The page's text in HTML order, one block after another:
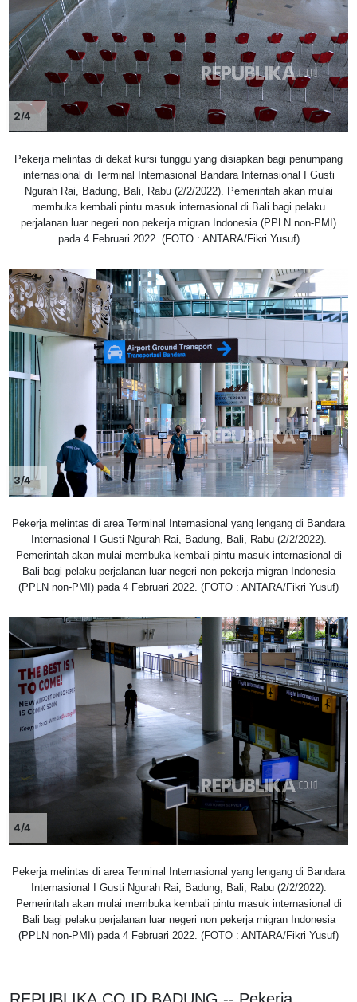
2/4
Pekerja melintas di dekat kursi tunggu yang disiapkan bagi penumpang
internasional di Terminal Internasional Bandara Internasional I Gusti
Ngurah Rai, Badung, Bali, Rabu (2/2/2022). Pemerintah akan mulai
membuka kembali pintu masuk internasional di Bali bagi pelaku
perjalanan luar negeri non pekerja migran Indonesia (PPLN non-PMI)
pada 4 Februari 2022. (FOTO : ANTARA/Fikri Yusuf)
3/4
Pekerja melintas di area Terminal Internasional yang lengang di Bandara
Internasional I Gusti Ngurah Rai, Badung, Bali, Rabu (2/2/2022).
Pemerintah akan mulai membuka kembali pintu masuk internasional di
Bali bagi pelaku perjalanan luar negeri non pekerja migran Indonesia
(PPLN non-PMI) pada 4 Februari 2022. (FOTO : ANTARA/Fikri Yusuf)
4/4
Pekerja melintas di area Terminal Internasional yang lengang di Bandara
Internasional I Gusti Ngurah Rai, Badung, Bali, Rabu (2/2/2022).
Pemerintah akan mulai membuka kembali pintu masuk internasional di
Bali bagi pelaku perjalanan luar negeri non pekerja migran Indonesia
(PPLN non-PMI) pada 4 Februari 2022. (FOTO : ANTARA/Fikri Yusuf)